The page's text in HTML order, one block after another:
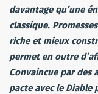
davantage qu’une
classique.
riche et mieux
permet en outre
Convaincue par des
pacte avec le Diable